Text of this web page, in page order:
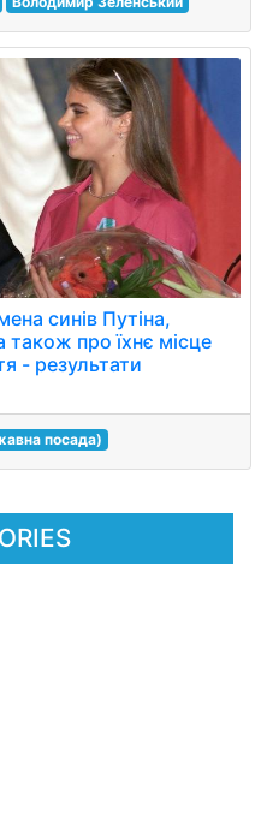
синів Путіна,
також про їхнє місце
- результати
посада)